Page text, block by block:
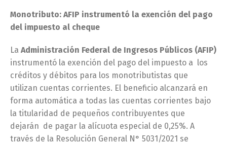
Monotributo: AFIP instrumentó la exención del pago
del impuesto al cheque
La Administración Federal de Ingresos Públicos (AFIP)
instrumentó la exención del pago del impuesto a los
créditos y débitos para los monotributistas que
utilizan cuentas corrientes. El beneficio alcanzará en
forma automática a todas las cuentas corrientes bajo
la titularidad de pequeños contribuyentes que
dejarán de pagar la alícuota especial de 0,25%. A
través de la Resolución General N° 5031/2021 se